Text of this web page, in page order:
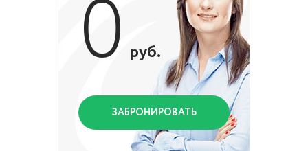
0 руб.
ЗАБРОНИРОВАТЬ